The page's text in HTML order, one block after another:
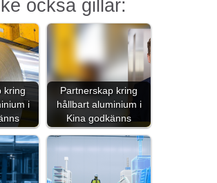
också gillar:
kring
i
Partnerskap kring
hållbart aluminium i
Kina godkänns